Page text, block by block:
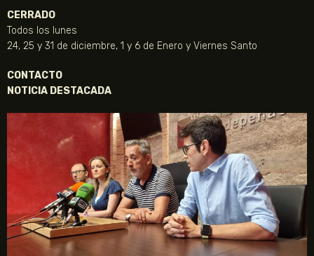
CERRADO
Todos los lunes
24, 25 y 31 de diciembre, 1 y 6 de Enero y Viernes Santo
CONTACTO
NOTICIA DESTACADA